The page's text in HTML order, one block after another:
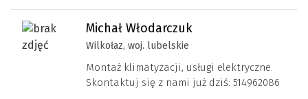
Michał Włodarczuk
Wilkołaz, woj. lubelskie
Montaż klimatyzacji, usługi elektryczne.
Skontaktuj się z nami już dziś: 514962086